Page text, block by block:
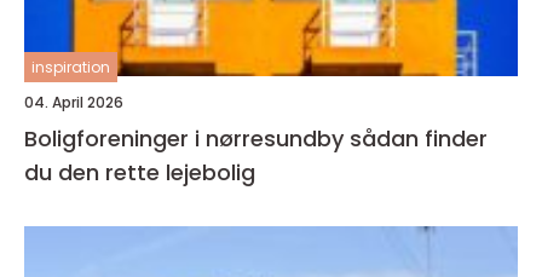
inspiration
04. April 2026
Boligforeninger i nørresundby sådan finder
du den rette lejebolig